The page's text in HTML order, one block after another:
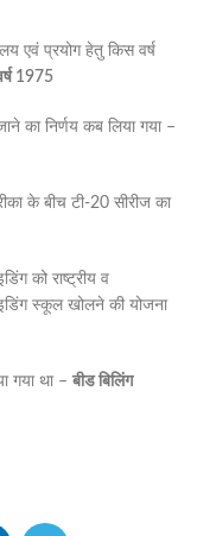
एवं प्रयोग हेतु किस वर्ष
1975
का निर्णय कब लिया गया –
के बीच टी-20 सीरीज का
को राष्ट्रीय व
स्कूल खोलने की योजना
गया था – बीड बिलिंग